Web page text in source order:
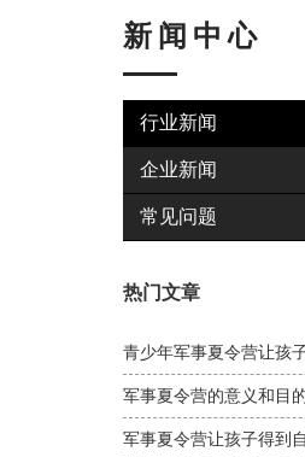
新闻中心
行业新闻
企业新闻
常见问题
热门文章
青少年军事夏令营让孩
军事夏令营的意义和目
军事夏令营让孩子得到